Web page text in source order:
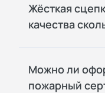
Жёсткая
качества
Можно ли
пожарный